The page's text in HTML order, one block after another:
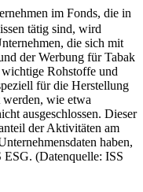
im Fonds, die in
tätig sind, wird
die sich mit
der Werbung für Tabak
Rohstoffe und
für die Herstellung
werden, wie etwa
ausgeschlossen. Dieser
der Aktivitäten am
haben,
ESG. (Datenquelle: ISS